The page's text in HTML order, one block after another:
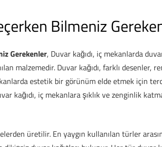
Bilmeniz
Gerekenler, Duvar kağıdı, iç mekanlarda
malzemedir. Duvar kağıdı, farklı desenler,
estetik bir görünüm elde etmek için
kağıdı, iç mekanlara şıklık ve zenginlik
üretilir. En yaygın kullanılan türler